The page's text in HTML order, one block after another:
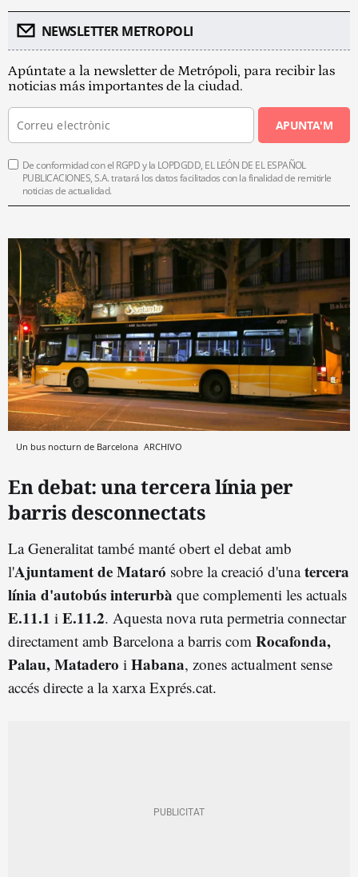
NEWSLETTER METROPOLI
Apúntate a la newsletter de Metrópoli, para recibir las
noticias más importantes de la ciudad.
APUNTA'M
De conformidad con el RGPD y la LOPDGDD, EL LEÓN DE EL ESPAÑOL
PUBLICACIONES, S.A. tratará los datos facilitados con la finalidad de remitirle
noticias de actualidad.
Un bus nocturn de Barcelona ARCHIVO
En debat: una tercera línia per
barris desconnectats
La Generalitat també manté obert el debat amb
l'Ajuntament de Mataró sobre la creació d'unatercera
línia d'autobús interurbà que complementi les actuals
E.11.1 i E.11.2. Aquesta nova ruta permetria connectar
directament amb Barcelona a barris com Rocafonda,
Palau, Matadero i Habana, zones actualment sense
accés directe a la xarxa Exprés.cat.